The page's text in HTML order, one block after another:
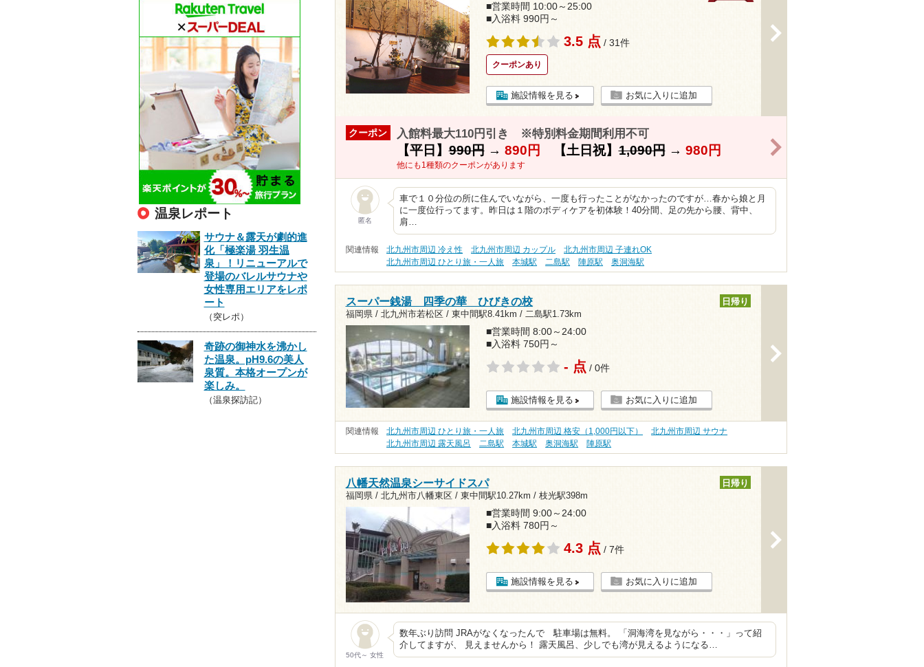
■営業時間 10:00～25:00
■入浴料 990円～
3.5 点 / 31件
クーポンあり
施設情報を見る お気に入りに追加
クーポン 入館料最大110円引き ※特別料金期間利用不可
【平日】990円→ 890円 【土日祝】1,090円→ 980円
他にも1種類のクーポンがあります
匿名
車で１０分位の所に住んでいながら、一度も行ったことがなかったのですが…春から娘と月
に一度位行ってます。昨日は１階のボディケアを初体験！40分間、足の先から腰、背中、
肩…
関連情報 北九州市周辺 冷え性 北九州市周辺 カップル
北九州市周辺 子連れOK
北九州市周辺 ひとり旅・一人旅
本城駅 二島駅 陣原駅 奥洞海駅
スーパー銭湯 四季の華 ひびきの校
福岡県 / 北九州市若松区 / 東中間駅8.41km / 二島駅1.73km
日帰り
■営業時間 8:00～24:00
■入浴料 750円～
- 点 / 0件
施設情報を見る お気に入りに追加
関連情報 北九州市周辺 ひとり旅・一人旅 北九州市周辺 格安（1,000円以下）
北九州市周辺 サウナ
北九州市周辺 露天風呂
二島駅 本城駅 奥洞海駅 陣原駅
八幡天然温泉シーサイドスパ
福岡県 / 北九州市八幡東区 / 東中間駅10.27km / 枝光駅398m
日帰り
■営業時間 9:00～24:00
■入浴料 780円～
4.3 点 / 7件
施設情報を見る お気に入りに追加
50代～ 女性
数年ぶり訪問 JRAがなくなったんで 駐車場は無料。 「洞海湾を見ながら・・・」って紹
介してますが、 見えませんから！ 露天風呂、少しでも湾が見えるようになる…
温泉レポート
サウナ＆露天が劇的進
化「極楽湯 羽生温
泉」！リニューアルで
登場のバレルサウナや
女性専用エリアをレポ
ート
（突レポ）
奇跡の御神水を沸かし
た温泉。pH9.6の美人
泉質。本格オープンが
楽しみ。
（温泉探訪記）